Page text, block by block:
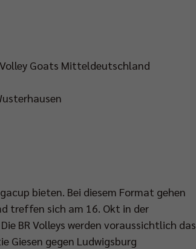
Goats Mitteldeutschland
bieten. Bei diesem Format gehen
treffen sich am 16. Okt in der
BR Volleys werden voraussichtlich das
Giesen gegen Ludwigsburg